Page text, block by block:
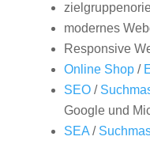
modernes
Responsive
Online Shop/
SEO/
Google und
SEA/